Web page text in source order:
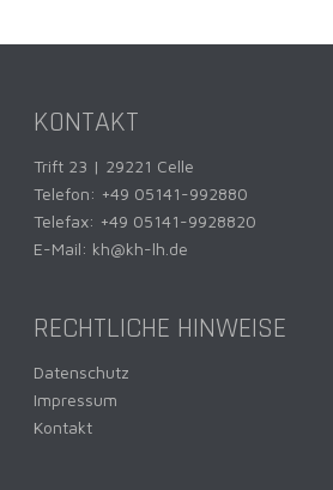
KONTAKT
Trift 23 | 29221 Celle
Telefon: +49 05141-992880
Telefax: +49 05141-9928820
E-Mail: kh@kh-lh.de
RECHTLICHE HINWEISE
Datenschutz
Impressum
Kontakt